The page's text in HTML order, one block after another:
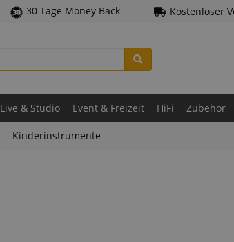
30 Tage Money Back Kostenloser
Live & Studio Event & Freizeit HiFi Zubehör
Kinderinstrumente